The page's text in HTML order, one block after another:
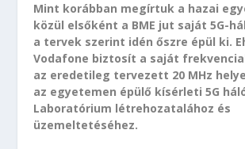
Mint korábban megírtuk a hazai
közül elsőként a BME jut saját 5G-
a tervek szerint idén őszre épül ki.
Vodafone biztosít a saját
az eredetileg tervezett 20 MHz
az egyetemen épülő kísérleti 5G
Laboratórium létrehozatalához és
üzemeltetéséhez.